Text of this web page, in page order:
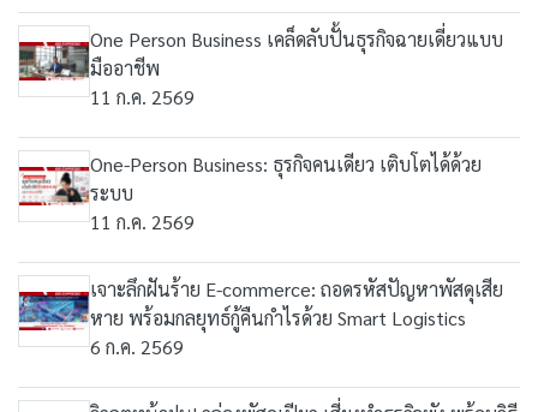
One Person Business เคล็ดลับปั้นธุรกิจฉายเดี่ยวแบบ
มืออาชีพ
11 ก.ค. 2569
One-Person Business: ธุรกิจคนเดียว เติบโตได้ด้วย
ระบบ
11 ก.ค. 2569
เจาะลึกฝันร้าย E-commerce: ถอดรหัสปัญหาพัสดุเสีย
หาย พร้อมกลยุทธ์กู้คืนกำไรด้วย Smart Logistics
6 ก.ค. 2569